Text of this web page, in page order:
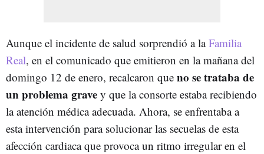
Aunque el incidente de salud sorprendió a laFamilia
Real, en el comunicado que emitieron en la mañana del
domingo 12 de enero, recalcaron que no se trataba de
un problema grave y que la consorte estaba recibiendo
la atención médica adecuada. Ahora, se enfrentaba a
esta intervención para solucionar las secuelas de esta
afección cardiaca que provoca un ritmo irregular en el